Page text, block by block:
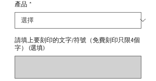
產品 *
請填上要刻印的文字/符號（免費刻印只限4個
字） (選填)